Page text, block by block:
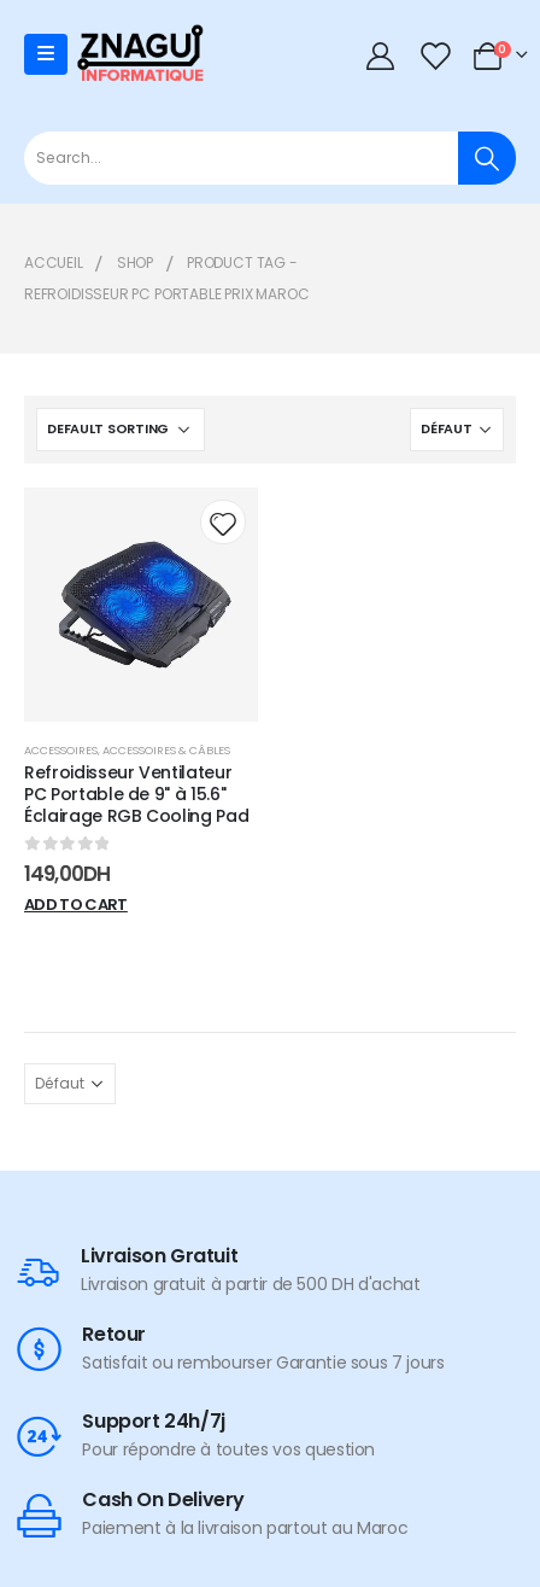
0 0
ACCUEIL SHOP
PRODUCT TAG -
REFROIDISSEUR PC PORTABLE PRIX MAROC
Add to
wishlist
ACCESSOIRES, ACCESSOIRES & CÂBLES
Refroidisseur Ventilateur
PC Portable de 9" à 15.6"
Éclairage RGB Cooling Pad
0 sur 5
149,00DH
ADD TO CART
Livraison Gratuit
Livraison gratuit à partir de 500 DH d'achat
Retour
Satisfait ou rembourser Garantie sous 7 jours
Support 24h/7j
Pour répondre à toutes vos question
Cash On Delivery
Paiement à la livraison partout au Maroc